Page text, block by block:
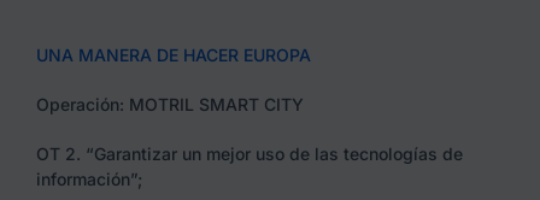
UNA MANERA DE HACER EUROPA
Operación: MOTRIL SMART CITY
OT 2. “Garantizar un mejor uso de las tecnologías de
información”;